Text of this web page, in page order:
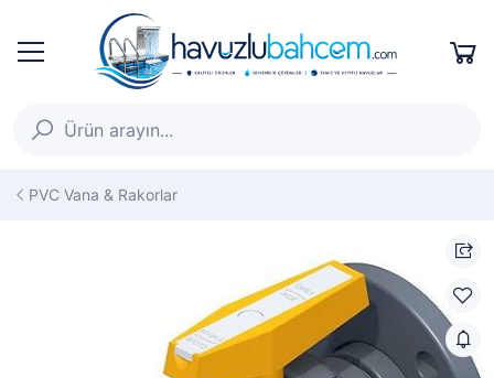
PVC Vana & Rakorlar